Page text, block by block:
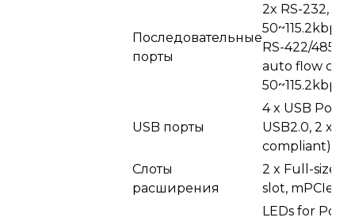
Последовательные
порты
2x RS-232,
50~115.2kbps,
RS-422/485,
auto flow
50~115.2kbps
USB порты
4 x USB Ports
USB2.0, 2 x
compliant)
Слоты
расширения
2 x Full-size
slot, mPCIe 2.0
LEDs for